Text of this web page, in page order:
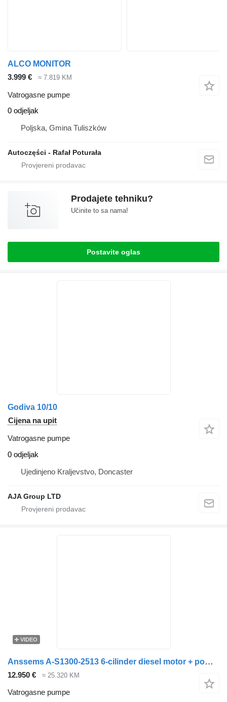
ALCO MONITOR
3.999 €
≈ 7.819 KM
Vatrogasne pumpe
0 odjeljak
Poljska, Gmina Tuliszków
Autoczęści - Rafał Poturała
Prodajete tehniku?
Učinite to sa nama!
Postavite oglas
Godiva 10/10
Cijena na upit
Vatrogasne pumpe
0 odjeljak
Ujedinjeno Kraljevstvo, Doncaster
AJA Group LTD
VIDEO
Anssems A-S1300-2513 6-cilinder diesel motor + pomp Inclusief toebehoren
12.950 € ≈ 25.320 KM
Vatrogasne pumpe